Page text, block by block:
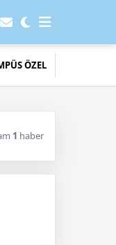
ÖZEL
1 haber